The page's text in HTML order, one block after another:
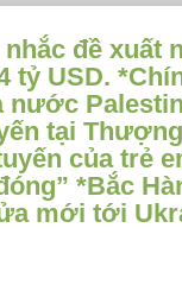
đề xuất
tỷ USD.
tại
của trẻ
*Bắc
mới tới